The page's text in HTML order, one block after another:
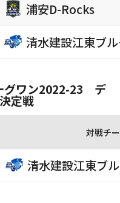
浦安D-Rocks
清水建設江東ブ
グワン2022-23 デ
定戦
対戦チ
清水建設江東ブ